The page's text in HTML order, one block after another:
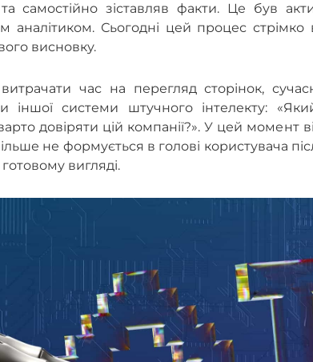
та самостійно зіставляв факти. Це був
аналітиком. Сьогодні цей процес
висновку.
час на перегляд сторінок,
іншої системи штучного інтелекту:
довіряти цій компанії?». У цей момент
не формується в голові користувача
вигляді.